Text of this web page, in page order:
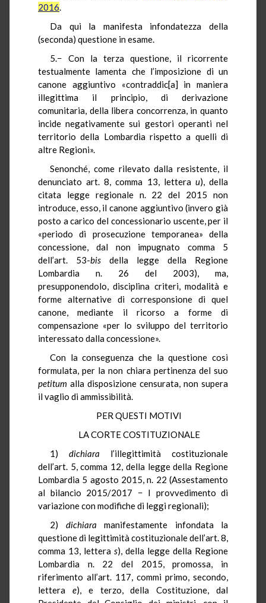
2016.
Da qui la manifesta infondatezza della
(seconda) questione in esame.
5.− Con la terza questione, il ricorrente
testualmente lamenta che l’imposizione di un
canone aggiuntivo «contraddic[a] in maniera
illegittima il principio, di derivazione
comunitaria, della libera concorrenza, in quanto
incide negativamente sui gestori operanti nel
territorio della Lombardia rispetto a quelli di
altre Regioni».
Senonché, come rilevato dalla resistente, il
denunciato art. 8, comma 13, lettera u), della
citata legge regionale n. 22 del 2015 non
introduce, esso, il canone aggiuntivo (invero già
posto a carico del concessionario uscente, per il
«periodo di prosecuzione temporanea» della
concessione, dal non impugnato comma 5
dell’art. 53-bis della legge della Regione
Lombardia n. 26 del 2003), ma,
presupponendolo, disciplina criteri, modalità e
forme alternative di corresponsione di quel
canone, mediante il ricorso a forme di
compensazione «per lo sviluppo del territorio
interessato dalla concessione».
Con la conseguenza che la questione così
formulata, per la non chiara pertinenza del suo
petitum alla disposizione censurata, non supera
il vaglio di ammissibilità.
PER QUESTI MOTIVI
LA CORTE COSTITUZIONALE
1) dichiara l’illegittimità costituzionale
dell’art. 5, comma 12, della legge della Regione
Lombardia 5 agosto 2015, n. 22 (Assestamento
al bilancio 2015/2017 − I provvedimento di
variazione con modifiche di leggi regionali);
2) dichiara manifestamente infondata la
questione di legittimità costituzionale dell’art. 8,
comma 13, lettera s), della legge della Regione
Lombardia n. 22 del 2015, promossa, in
riferimento all’art. 117, commi primo, secondo,
lettera e), e terzo, della Costituzione, dal